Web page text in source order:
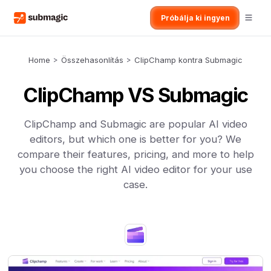
Próbálja ki ingyen
Home > Összehasonlítás > ClipChamp kontra Submagic
ClipChamp VS Submagic
ClipChamp and Submagic are popular AI video
editors, but which one is better for you? We
compare their features, pricing, and more to help
you choose the right AI video editor for your use
case.